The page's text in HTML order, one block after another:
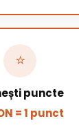
⭐
puncte
= 1 punct